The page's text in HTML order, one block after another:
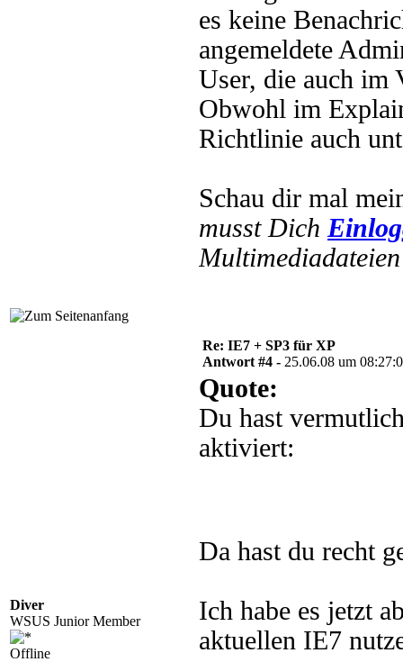
es keine
angemeldete
User, die auch im
Obwohl im
Richtlinie auch
Schau dir mal
musst Dich
Diver
WSUS Junior Member
Offline
Re: IE7 + SP3 für XP
Antwort #4 - 25.06.08 um
Quote:
Du hast
aktiviert:
Da hast du recht
Ich habe es jetzt
aktuellen IE7